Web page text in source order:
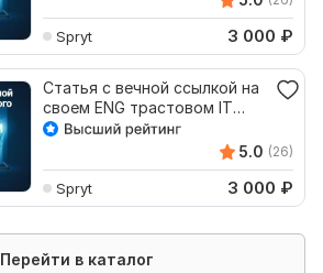
Spryt 3 000 ₽
Статья с вечной ссылкой на
своем ENG трастовом IT
сайте для буржа DR37
5.0 (26)
Spryt 3 000 ₽
Перейти в каталог